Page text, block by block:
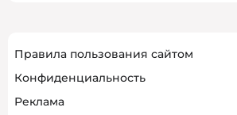
Правила пользования сайтом
Конфиденциальность
Реклама